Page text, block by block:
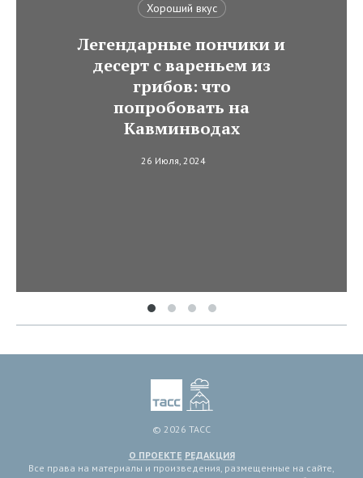
Хороший вкус
Легендарные пончики и
десерт с вареньем из
грибов: что
попробовать на
Кавминводах
26 Июля, 2024
© 2026 ТАСС
О ПРОЕКТЕ РЕДАКЦИЯ
Все права на материалы и произведения, размещенные на сайте,